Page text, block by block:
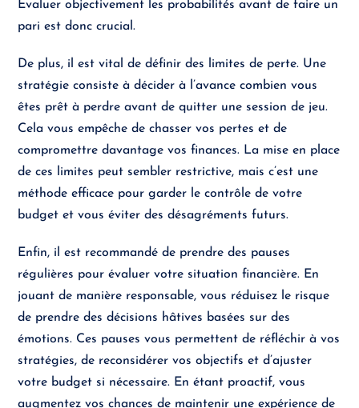
Évaluer objectivement les probabilités avant de faire un
pari est donc crucial.
De plus, il est vital de définir des limites de perte. Une
stratégie consiste à décider à l’avance combien vous
êtes prêt à perdre avant de quitter une session de jeu.
Cela vous empêche de chasser vos pertes et de
compromettre davantage vos finances. La mise en place
de ces limites peut sembler restrictive, mais c’est une
méthode efficace pour garder le contrôle de votre
budget et vous éviter des désagréments futurs.
Enfin, il est recommandé de prendre des pauses
régulières pour évaluer votre situation financière. En
jouant de manière responsable, vous réduisez le risque
de prendre des décisions hâtives basées sur des
émotions. Ces pauses vous permettent de réfléchir à vos
stratégies, de reconsidérer vos objectifs et d’ajuster
votre budget si nécessaire. En étant proactif, vous
augmentez vos chances de maintenir une expérience de